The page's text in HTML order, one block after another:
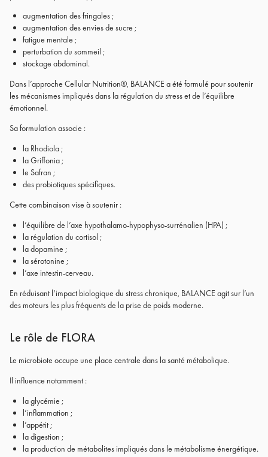
augmentation des fringales ;
augmentation des envies de sucre ;
fatigue mentale ;
perturbation du sommeil ;
stockage abdominal.
Dans l’approche Cellular Nutrition®, BALANCE a été formulé pour soutenir
les mécanismes impliqués dans la régulation du stress et de l’équilibre
émotionnel.
Sa formulation associe :
la Rhodiola ;
la Griffonia ;
le Safran ;
des probiotiques spécifiques.
Cette combinaison vise à soutenir :
l’équilibre de l’axe hypothalamo-hypophyso-surrénalien (HPA) ;
la régulation du cortisol ;
la dopamine ;
la sérotonine ;
l’axe intestin-cerveau.
En réduisant l’impact biologique du stress chronique, BALANCE agit sur l’un
des moteurs les plus fréquents de la prise de poids moderne.
Le rôle de FLORA
Le microbiote occupe une place centrale dans la santé métabolique.
Il influence notamment :
la glycémie ;
l’inflammation ;
l’appétit ;
la digestion ;
la production de métabolites impliqués dans le métabolisme énergétique.